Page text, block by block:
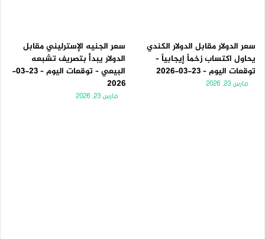
سعر الدولار مقابل الدولار الكندي
يحاول اكتساب زخماً إيجابياً –
توقعات اليوم – 23-03-2026
مارس 23, 2026
سعر الجنيه الإسترليني مقابل
الدولار يبدأ بتصريف تشبعه
البيعي – توقعات اليوم – 23-03-
2026
مارس 23, 2026